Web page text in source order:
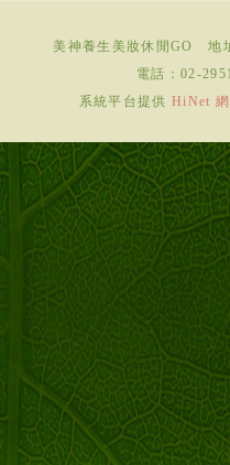
美神養生美妝休閒GO
地
電話： 02-
系統平台提供HiNet